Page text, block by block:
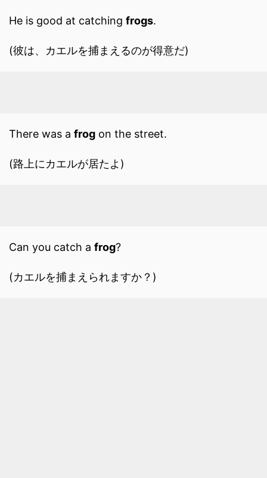
He is good at catching frogs.
(彼は、カエルを捕まえるのが得意だ)
There was a frog on the street.
(路上にカエルが居たよ)
Can you catch a frog?
(カエルを捕まえられますか？)